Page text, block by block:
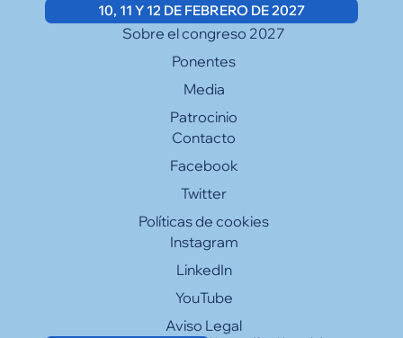
10, 11 Y 12 DE FEBRERO DE 2027
Sobre el congreso 2027
Ponentes
Media
Patrocinio
Contacto
Facebook
Twitter
Políticas de cookies
Instagram
LinkedIn
YouTube
Aviso Legal